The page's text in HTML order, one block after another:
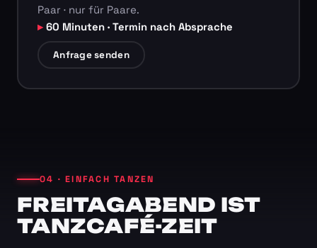
Paar · nur für Paare.
60 Minuten · Termin nach Absprache
Anfrage senden
04 · EINFACH TANZEN
FREITAGABEND IST
TANZCAFÉ-ZEIT